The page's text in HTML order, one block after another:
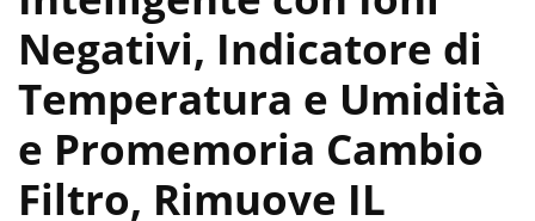
Negativi, Indicatore di
Temperatura e Umidità
e Promemoria Cambio
Filtro, Rimuove IL